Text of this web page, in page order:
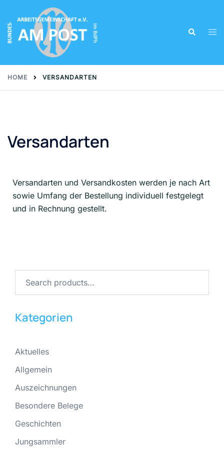
HOME VERSANDARTEN
Versandarten
Versandarten und Versandkosten werden je nach Art
sowie Umfang der Bestellung individuell festgelegt
und in Rechnung gestellt.
Kategorien
Aktuelles
Allgemein
Auszeichnungen
Besondere Belege
Geschichten
Jungsammler